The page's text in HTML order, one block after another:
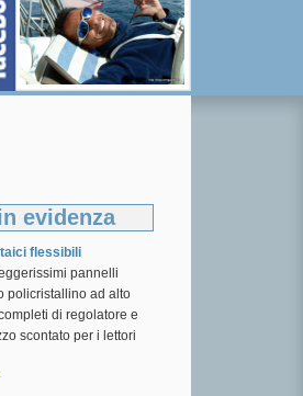
evidenza
flessibili
pannelli
policristallino ad alto
di regolatore e
scontato per i lettori